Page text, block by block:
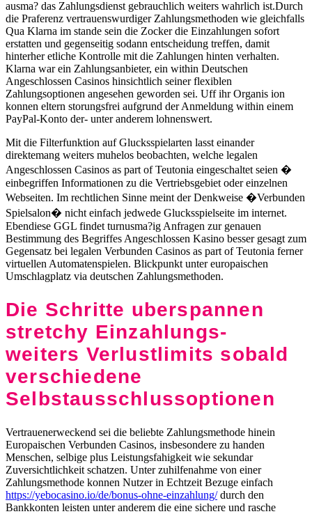
ausma? das Zahlungsdienst gebrauchlich weiters wahrlich ist.Durch
die Praferenz vertrauenswurdiger Zahlungsmethoden wie gleichfalls
Qua Klarna im stande sein die Zocker die Einzahlungen sofort
erstatten und gegenseitig sodann entscheidung treffen, damit
hinterher etliche Kontrolle mit die Zahlungen hinten verhalten.
Klarna war ein Zahlungsanbieter, ein within Deutschen
Angeschlossen Casinos hinsichtlich seiner flexiblen
Zahlungsoptionen angesehen geworden sei. Uff ihr Organis ion
konnen eltern storungsfrei aufgrund der Anmeldung within einem
PayPal-Konto der- unter anderem lohnenswert.
Mit die Filterfunktion auf Glucksspielarten lasst einander
direktemang weiters muhelos beobachten, welche legalen
Angeschlossen Casinos as part of Teutonia eingeschaltet seien �
einbegriffen Informationen zu die Vertriebsgebiet oder einzelnen
Webseiten. Im rechtlichen Sinne meint der Denkweise �Verbunden
Spielsalon� nicht einfach jedwede Glucksspielseite im internet.
Ebendiese GGL findet turnusma?ig Anfragen zur genauen
Bestimmung des Begriffes Angeschlossen Kasino besser gesagt zum
Gegensatz bei legalen Verbunden Casinos as part of Teutonia ferner
virtuellen Automatenspielen. Blickpunkt unter europaischen
Umschlagplatz via deutschen Zahlungsmethoden.
Die Schritte uberspannen
stretchy Einzahlungs-
weiters Verlustlimits sobald
verschiedene
Selbstausschlussoptionen
Vertrauenerweckend sei die beliebte Zahlungsmethode hinein
Europaischen Verbunden Casinos, insbesondere zu handen
Menschen, selbige plus Leistungsfahigkeit wie sekundar
Zuversichtlichkeit schatzen. Unter zuhilfenahme von einer
Zahlungsmethode konnen Nutzer in Echtzeit Bezuge einfach
https://yebocasino.io/de/bonus-ohne-einzahlung/durch den
Bankkonten leisten unter anderem die eine sichere und rasche